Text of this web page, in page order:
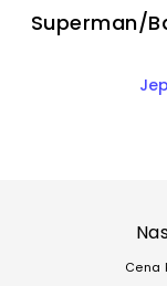
Superman/
Cena